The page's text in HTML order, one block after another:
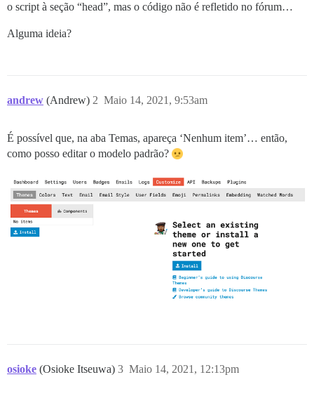
o script à seção “head”, mas o código não é refletido no fórum…
Alguma ideia?
andrew (Andrew) Maio 14, 2021, 9:53am
2
É possível que, na aba Temas, apareça ‘Nenhum item’… então,
como posso editar o modelo padrão?
osioke (Osioke Itseuwa) Maio 14, 2021, 12:13pm
3